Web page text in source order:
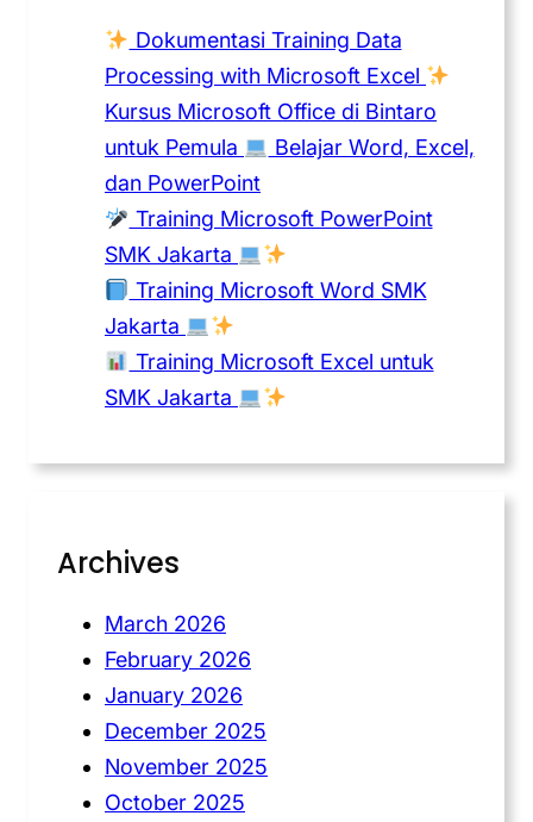
Dokumentasi Training Data
Processing with Microsoft Excel
Kursus Microsoft Office di Bintaro
untuk Pemula
Belajar Word, Excel,
dan PowerPoint
Training Microsoft PowerPoint
SMK Jakarta
Training Microsoft Word SMK
Jakarta
Training Microsoft Excel untuk
SMK Jakarta
Archives
March 2026
February 2026
January 2026
December 2025
November 2025
October 2025